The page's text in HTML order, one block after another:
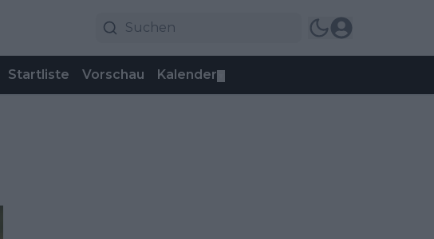
Startliste Vorschau Kalender